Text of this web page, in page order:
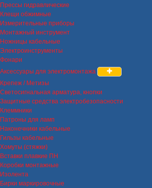
Прессы гидравлические
Клещи обжимные
Измерительные приборы
Монтажный инструмент
Ножницы кабельные
Электроинструменты
Фонари
Аксессуары для электромонтажа
Крепеж / Метизы
Светосигнальная арматура, кнопки
Защитные средства электробезопасности
Клеммники
Патроны для ламп
Наконечники кабельные
Гильзы кабельные
Хомуты (стяжки)
Вставки плавкие ПН
Коробки монтажные
Изолента
Бирки маркировочные